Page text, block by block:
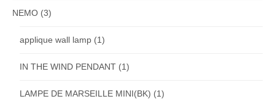
NEMO (3)
applique wall lamp (1)
IN THE WIND PENDANT (1)
LAMPE DE MARSEILLE MINI(BK) (1)